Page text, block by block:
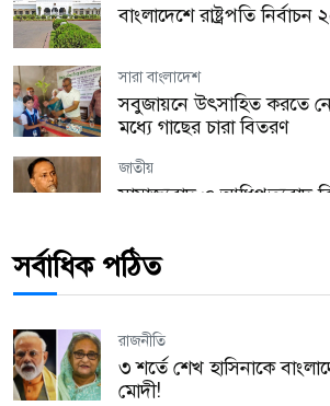
বাংলাদেশে রাষ্ট্রপতি
সারা বাংলাদেশ
সবুজায়নে উৎসাহিত করতে
মধ্যে গাছের চারা বিতরণ
জাতীয়
সাম্রাজ্যবাদ ও আধিপত্যবাদ
সারা বাংলাদেশ
পটুয়াখালীতে যথাযোগ্য
যুক্তরাজ্য
হ্যারিঙ্গে কাউন্সিল উৎসবের
সর্বাধিক পঠিত
রাজনীতি
৩ শর্তে শেখ হাসিনাকে
মোদী!